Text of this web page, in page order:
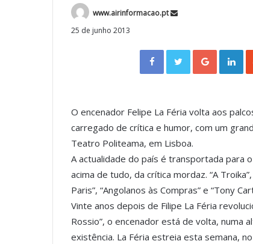
www.airinformacao.pt
25 de junho 2013
Facebook Twitter Google+ LinkedIn
O encenador Felipe La Féria volta aos
carregado de crítica e humor, com um
Teatro Politeama, em Lisboa.
A actualidade do país é transportada para
acima de tudo, da crítica mordaz. “A
Paris”, “Angolanos às Compras” e “Tony
Vinte anos depois de Filipe La Féria
Rossio”, o encenador está de volta, numa
existência. La Féria estreia esta semana,